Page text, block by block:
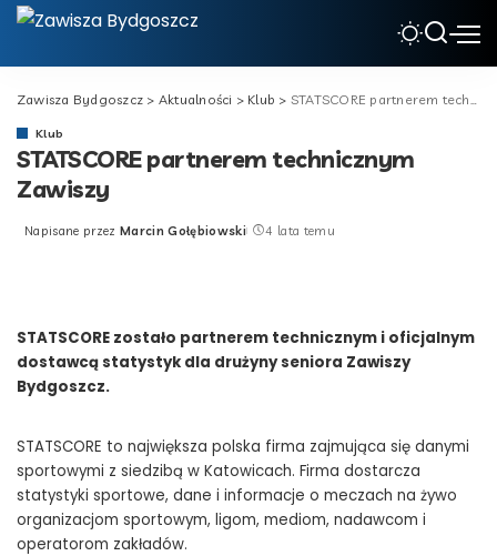
Zawisza Bydgoszcz > Aktualności > Klub > STATSCORE partnerem technicznym Zawiszy
Klub
STATSCORE partnerem technicznym
Zawiszy
Posted
Napisane przez Marcin Gołębiowski 4 lata temu
STATSCORE zostało partnerem technicznym i oficjalnym
dostawcą statystyk dla drużyny seniora Zawiszy
Bydgoszcz.
STATSCORE to największa polska firma zajmująca się danymi
sportowymi z siedzibą w Katowicach. Firma dostarcza
statystyki sportowe, dane i informacje o meczach na żywo
organizacjom sportowym, ligom, mediom, nadawcom i
operatorom zakładów.